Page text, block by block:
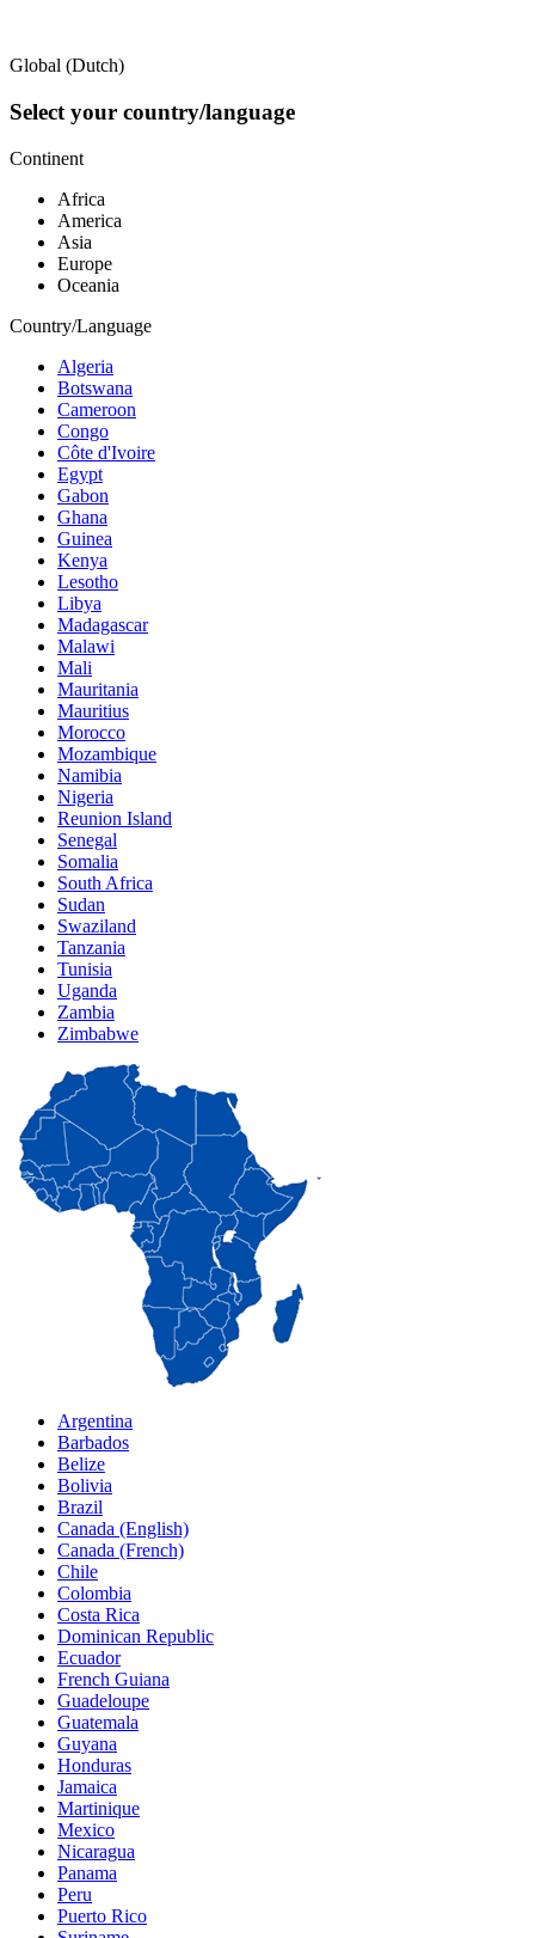
Global (Dutch)
Select your country/language
Continent
Africa
America
Asia
Europe
Oceania
Country/Language
Algeria
Botswana
Cameroon
Congo
Côte d'Ivoire
Egypt
Gabon
Ghana
Guinea
Kenya
Lesotho
Libya
Madagascar
Malawi
Mali
Mauritania
Mauritius
Morocco
Mozambique
Namibia
Nigeria
Reunion Island
Senegal
Somalia
South Africa
Sudan
Swaziland
Tanzania
Tunisia
Uganda
Zambia
Zimbabwe
Argentina
Barbados
Belize
Bolivia
Brazil
Canada (English)
Canada (French)
Chile
Colombia
Costa Rica
Dominican Republic
Ecuador
French Guiana
Guadeloupe
Guatemala
Guyana
Honduras
Jamaica
Martinique
Mexico
Nicaragua
Panama
Peru
Puerto Rico